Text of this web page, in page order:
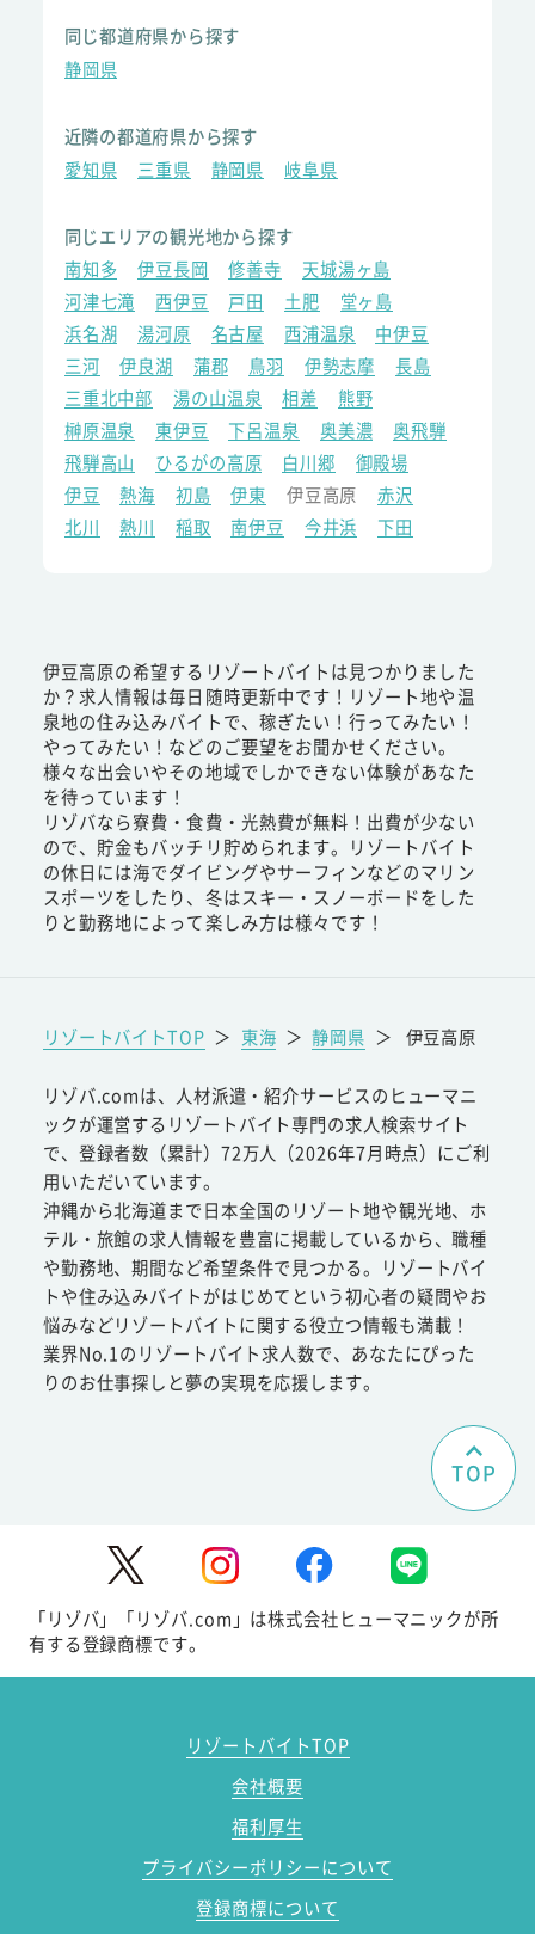
同じ都道府県から探す
静岡県
近隣の都道府県から探す
愛知県
三重県 静岡県 岐阜県
同じエリアの観光地から探す
南知多
伊豆長岡 修善寺
天城湯ヶ島
河津七滝
西伊豆 戸田 土肥
堂ヶ島
浜名湖
湯河原 名古屋 西浦温泉
中伊豆
三河
伊良湖 蒲郡 鳥羽 伊勢志摩
長島
三重北中部
湯の山温泉 相差
熊野
榊原温泉
東伊豆 下呂温泉 奥美濃
奥飛騨
飛騨高山
ひるがの高原 白川郷
御殿場
伊豆
熱海 初島 伊東 伊豆高原
赤沢
北川
熱川 稲取 南伊豆 今井浜 下田
伊豆高原の希望するリゾートバイトは見つかりました
か？求人情報は毎日随時更新中です！リゾート地や温
泉地の住み込みバイトで、稼ぎたい！行ってみたい！
やってみたい！などのご要望をお聞かせください。
様々な出会いやその地域でしかできない体験があなた
を待っています！
リゾバなら寮費・食費・光熱費が無料！出費が少ない
ので、貯金もバッチリ貯められます。リゾートバイト
の休日には海でダイビングやサーフィンなどのマリン
スポーツをしたり、冬はスキー・スノーボードをした
りと勤務地によって楽しみ方は様々です！
リゾートバイトTOP ＞ 東海 ＞ 静岡県 ＞ 伊豆高原
リゾバ.comは、人材派遣・紹介サービスのヒューマニ
ックが運営するリゾートバイト専門の求人検索サイト
で、登録者数（累計）72万人（2026年7月時点）にご利
用いただいています。
沖縄から北海道まで日本全国のリゾート地や観光地、ホ
テル・旅館の求人情報を豊富に掲載しているから、職種
や勤務地、期間など希望条件で見つかる。リゾートバイ
トや住み込みバイトがはじめてという初心者の疑問やお
悩みなどリゾートバイトに関する役立つ情報も満載！
業界No.1のリゾートバイト求人数で、あなたにぴった
りのお仕事探しと夢の実現を応援します。
TOP
「リゾバ」「リゾバ.com」は株式会社ヒューマニックが所
有する登録商標です。
リゾートバイトTOP
会社概要
福利厚生
プライバシーポリシーについて
登録商標について